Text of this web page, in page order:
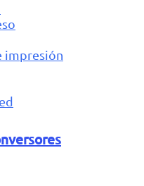
impresión